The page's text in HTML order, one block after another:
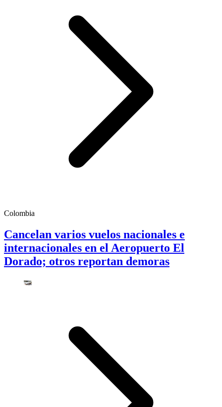
Colombia
Cancelan varios vuelos nacionales e
internacionales en el Aeropuerto El
Dorado; otros reportan demoras